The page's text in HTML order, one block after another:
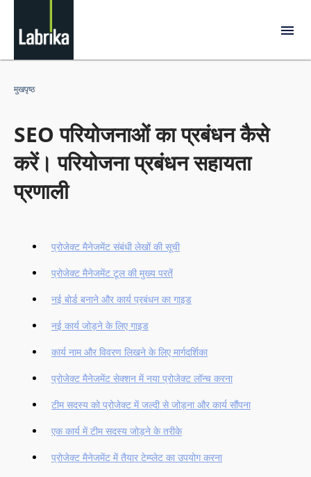
मुखपृष्ठ
SEO परियोजनाओं का प्रबंधन कैसे
करें। परियोजना प्रबंधन सहायता
प्रणाली
प्रोजेक्ट मैनेजमेंट संबंधी लेखों की सूची
प्रोजेक्ट मैनेजमेंट टूल की मुख्य परतें
नई बोर्ड बनाने और कार्य प्रबंधन का गाइड
नई कार्य जोड़ने के लिए गाइड
कार्य नाम और विवरण लिखने के लिए मार्गदर्शिका
प्रोजेक्ट मैनेजमेंट सेक्शन में नया प्रोजेक्ट लॉन्च करना
टीम सदस्य को प्रोजेक्ट में जल्दी से जोड़ना और कार्य सौंपना
एक कार्य में टीम सदस्य जोड़ने के तरीके
प्रोजेक्ट मैनेजमेंट में तैयार टेम्प्लेट का उपयोग करना